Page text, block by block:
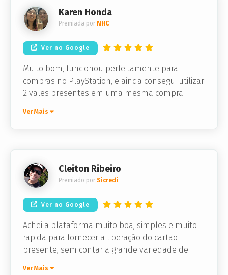
Karen Honda
Premiada por NHC
Ver no Google
Muito bom, funcionou perfeitamente para
compras no PlayStation, e ainda consegui utilizar
2 vales presentes em uma mesma compra.
Ver Mais
Cleiton Ribeiro
Premiado por Sicredi
Ver no Google
Achei a plataforma muito boa, simples e muito
rapida para fornecer a liberação do cartao
presente, sem contar a grande variedade de
Ver Mais